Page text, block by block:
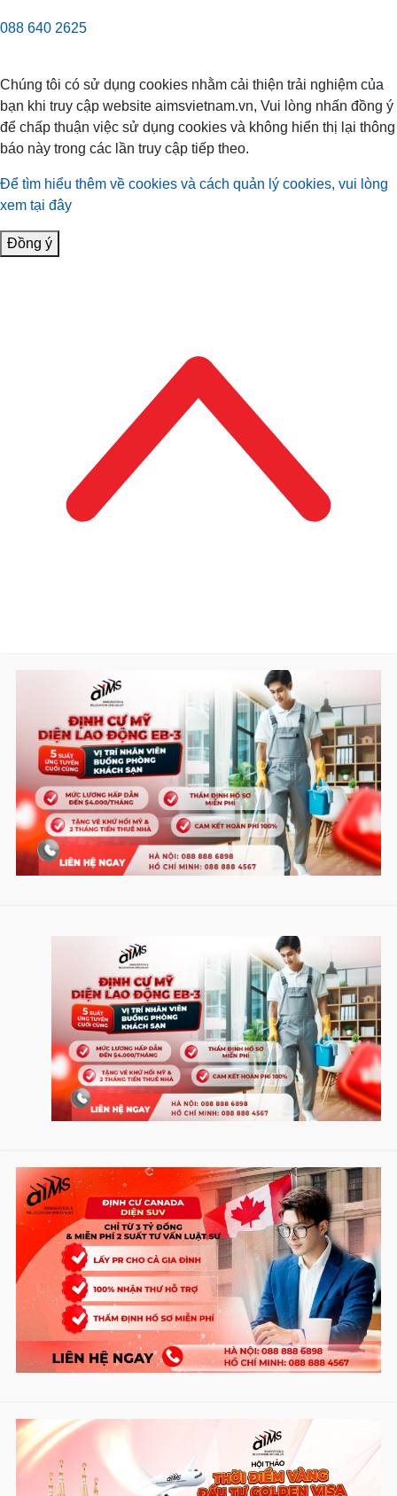
088 640 2625
Chúng tôi có sử dụng cookies nhằm cải thiện trải nghiệm của
bạn khi truy cập website aimsvietnam.vn, Vui lòng nhấn đồng ý
để chấp thuận việc sử dụng cookies và không hiển thị lại thông
báo này trong các lần truy cập tiếp theo.
Để tìm hiểu thêm về cookies và cách quản lý cookies, vui lòng
xem tại đây
Đồng ý